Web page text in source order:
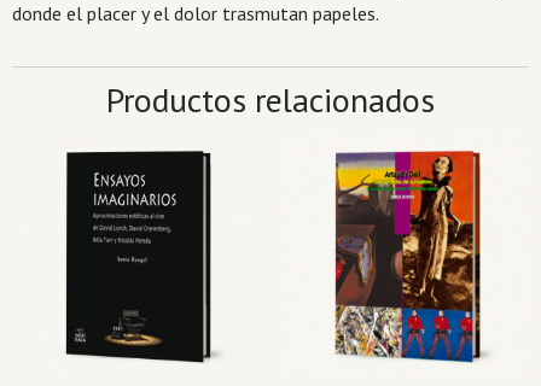
donde el placer y el dolor trasmutan papeles.
Productos relacionados